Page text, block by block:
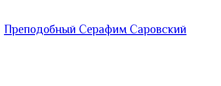
Преподобный Серафим Саровский